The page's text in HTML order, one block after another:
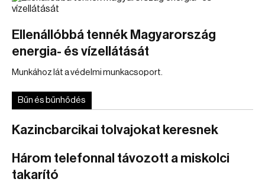
Ellenállóbbá tennék Magyarország
energia- és vízellátását
Munkához lát a védelmi munkacsoport.
Bűn és bűnhődés
Kazincbarcikai tolvajokat keresnek
Három telefonnal távozott a miskolci
takarító